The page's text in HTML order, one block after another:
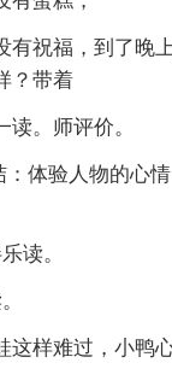
有祝福，到了晚
？带着
读。师评价。
：体验人物的心
读。
这样难过，小鸭